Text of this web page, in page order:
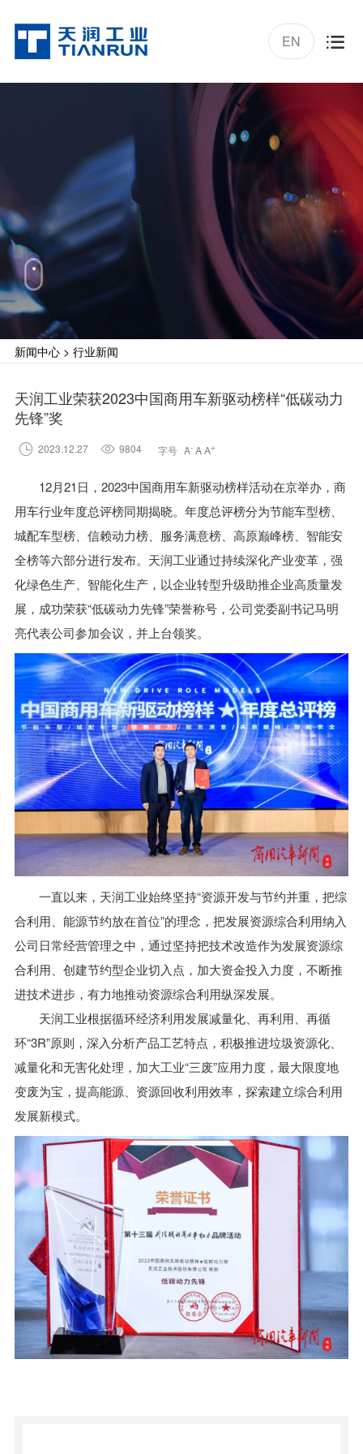

EN
新闻中心 > 行业新闻
天润工业荣获2023中国商用车新驱动榜样“低碳动力
先锋”奖
 2023.12.27  9804 字号 A- A A+
12月21日，2023中国商用车新驱动榜样活动在京举办，商
用车行业年度总评榜同期揭晓。年度总评榜分为节能车型榜、
城配车型榜、信赖动力榜、服务满意榜、高原巅峰榜、智能安
全榜等六部分进行发布。天润工业通过持续深化产业变革，强
化绿色生产、智能化生产，以企业转型升级助推企业高质量发
展，成功荣获“低碳动力先锋”荣誉称号，公司党委副书记马明
亮代表公司参加会议，并上台领奖。
一直以来，天润工业始终坚持“资源开发与节约并重，把综
合利用、能源节约放在首位”的理念，把发展资源综合利用纳入
公司日常经营管理之中，通过坚持把技术改造作为发展资源综
合利用、创建节约型企业切入点，加大资金投入力度，不断推
进技术进步，有力地推动资源综合利用纵深发展。
天润工业根据循环经济利用发展减量化、再利用、再循
环“3R”原则，深入分析产品工艺特点，积极推进垃圾资源化、
减量化和无害化处理，加大工业“三废”应用力度，最大限度地
变废为宝，提高能源、资源回收利用效率，探索建立综合利用
发展新模式。